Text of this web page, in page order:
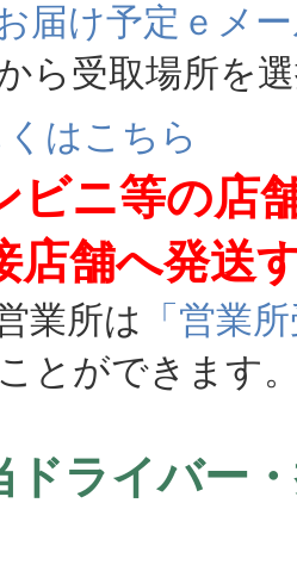
お届け予定ｅメ
ら受取場所を
はこちら
ニ等の店
店舗へ発送
所は 「営業
とができます
ドライバー